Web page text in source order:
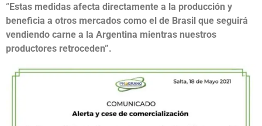
“Estas medidas afecta directamente a la producción y
beneficia a otros mercados como el de Brasil que seguirá
vendiendo carne a la Argentina mientras nuestros
productores retroceden”.